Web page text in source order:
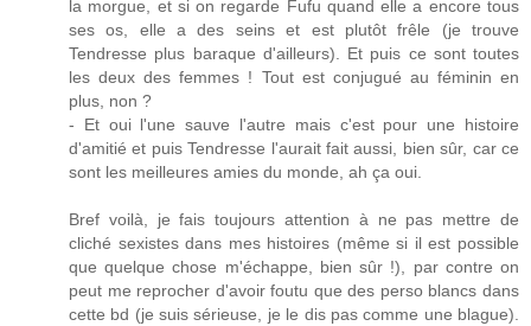
la morgue, et si on regarde Fufu quand elle a encore tous
ses os, elle a des seins et est plutôt frêle (je trouve
Tendresse plus baraque d'ailleurs). Et puis ce sont toutes
les deux des femmes ! Tout est conjugué au féminin en
plus, non ?
- Et oui l'une sauve l'autre mais c'est pour une histoire
d'amitié et puis Tendresse l'aurait fait aussi, bien sûr, car ce
sont les meilleures amies du monde, ah ça oui.
Bref voilà, je fais toujours attention à ne pas mettre de
cliché sexistes dans mes histoires (même si il est possible
que quelque chose m'échappe, bien sûr !), par contre on
peut me reprocher d'avoir foutu que des perso blancs dans
cette bd (je suis sérieuse, je le dis pas comme une blague).